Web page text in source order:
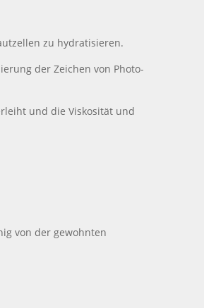
zu hydratisieren.
der Zeichen von Photo-
und die Viskosität und
von der gewohnten